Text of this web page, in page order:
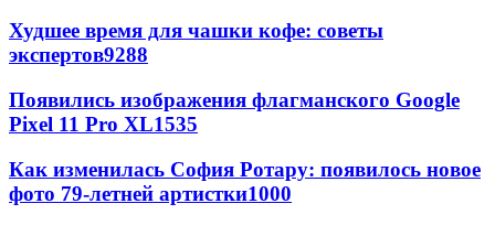
Худшее время для чашки кофе: советы
экспертов9288
Появились изображения флагманского Google
Pixel 11 Pro XL1535
Как изменилась София Ротару: появилось новое
фото 79-летней артистки1000